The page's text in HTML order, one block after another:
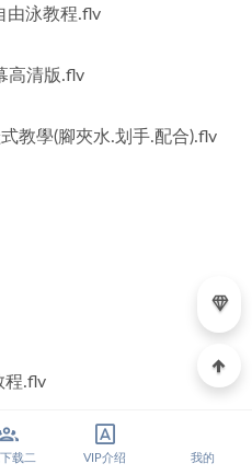
由泳教程.flv
高清版.flv
教學(腳夾水.划手.配合).flv
程.flv
-游泳标清.mp4
载二 VIP介绍 我的